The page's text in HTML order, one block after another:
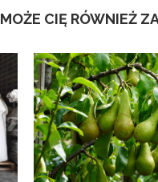
MOŻE CIĘ RÓWNIEŻ